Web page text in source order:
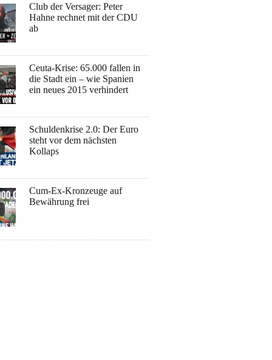
Club der Versager: Peter
Hahne rechnet mit der CDU
ab
Ceuta-Krise: 65.000 fallen in
die Stadt ein – wie Spanien
ein neues 2015 verhindert
Schuldenkrise 2.0: Der Euro
steht vor dem nächsten
Kollaps
Cum-Ex-Kronzeuge auf
Bewährung frei